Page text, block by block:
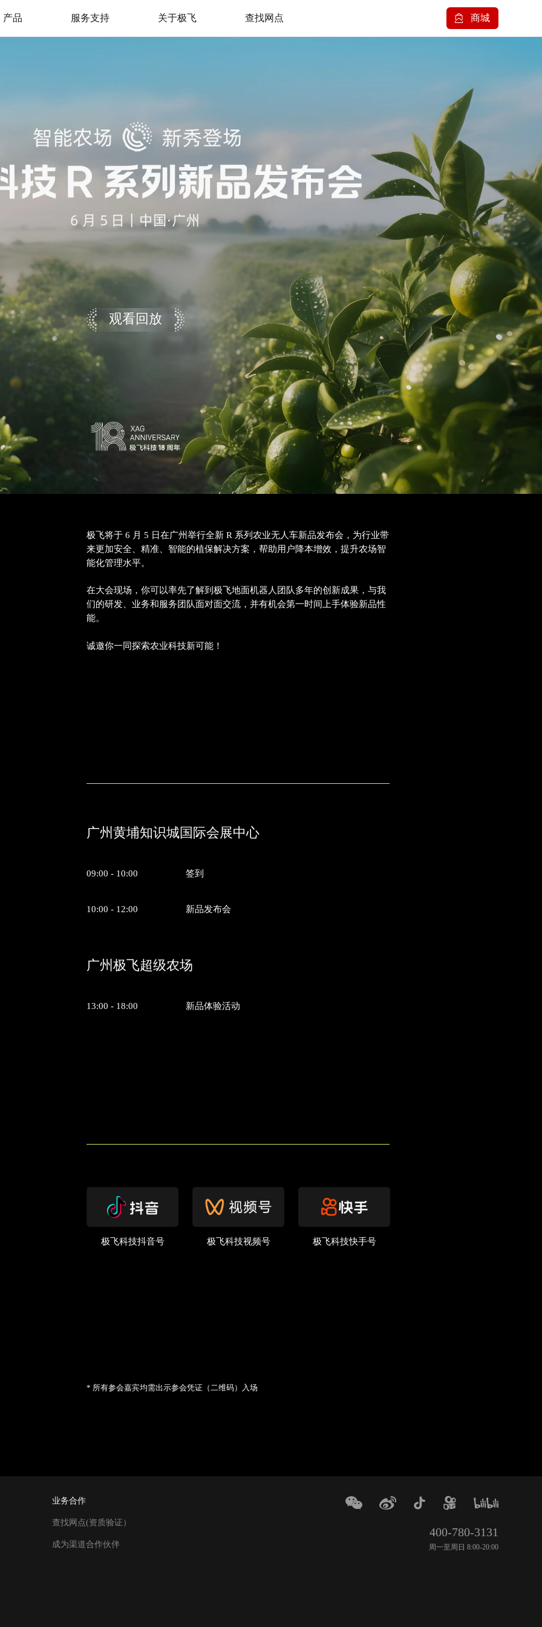
商城
产品 服务支持 关于极飞
新闻资讯
联系我们
查找网点
观看回放
极飞将于 6 月 5 日在广州举行全新 R 系列农业无人车新品发布会，为行业带
来更加安全、精准、智能的植保解决方案，帮助用户降本增效，提升农场智
能化管理水平。
在大会现场，你可以率先了解到极飞地面机器人团队多年的创新成果，与我
们的研发、业务和服务团队面对面交流，并有机会第一时间上手体验新品性
能。
诚邀你一同探索农业科技新可能！
广州黄埔知识城国际会展中心
09:00 - 10:00 签到
10:00 - 12:00 新品发布会
广州极飞超级农场
13:00 - 18:00 新品体验活动
极飞科技抖音号 极飞科技视频号 极飞科技快手号
* 所有参会嘉宾均需出示参会凭证（二维码）入场
业务合作
查找网点(资质验证）
成为渠道合作伙伴
400-780-3131
周一至周日 8:00-20:00